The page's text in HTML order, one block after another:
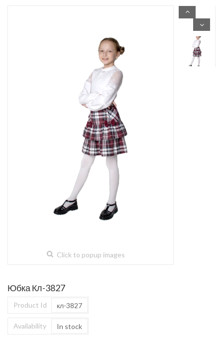
Click to popup images
Юбка Кл-3827
Product Id кл-3827
Availability In stock